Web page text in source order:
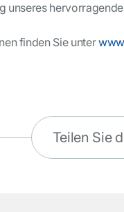
unseres
finden Sie unter
Teilen Sie